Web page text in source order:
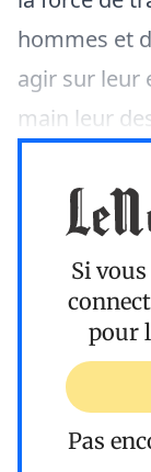
hommes et
agir sur leur
main leur
Si
pour
Pas